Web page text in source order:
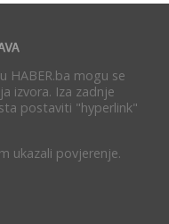
HABER.ba mogu se
izvora. Iza zadnje
postaviti "hyperlink"
ukazali povjerenje.